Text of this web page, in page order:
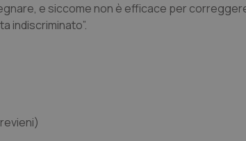
e siccome non è efficace per
indiscriminato”.